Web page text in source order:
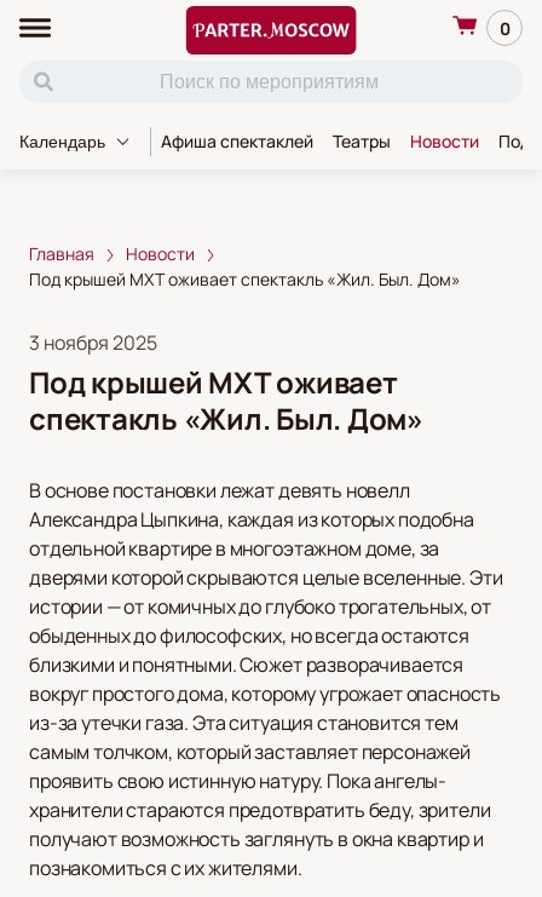
0
Календарь Афиша спектаклей Театры Новости
Главная
Новости
Под крышей МХТ оживает спектакль «Жил. Был. Дом»
3 ноября 2025
Под крышей МХТ оживает
спектакль «Жил. Был. Дом»
В основе постановки лежат девять новелл
Александра Цыпкина, каждая из которых подобна
отдельной квартире в многоэтажном доме, за
дверями которой скрываются целые вселенные. Эти
истории — от комичных до глубоко трогательных, от
обыденных до философских, но всегда остаются
близкими и понятными. Сюжет разворачивается
вокруг простого дома, которому угрожает опасность
из-за утечки газа. Эта ситуация становится тем
самым толчком, который заставляет персонажей
проявить свою истинную натуру. Пока ангелы-
хранители стараются предотвратить беду, зрители
получают возможность заглянуть в окна квартир и
познакомиться с их жителями.